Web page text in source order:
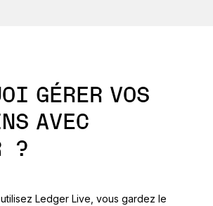
GÉRER VOS
AVEC
?
Ledger Live, vous gardez le